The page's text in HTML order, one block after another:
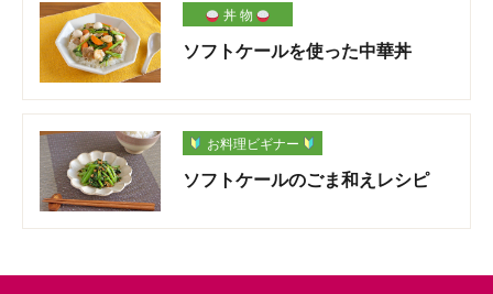
丼 物
ソフトケールを使った中華丼
お料理ビギナー
ソフトケールのごま和えレシピ